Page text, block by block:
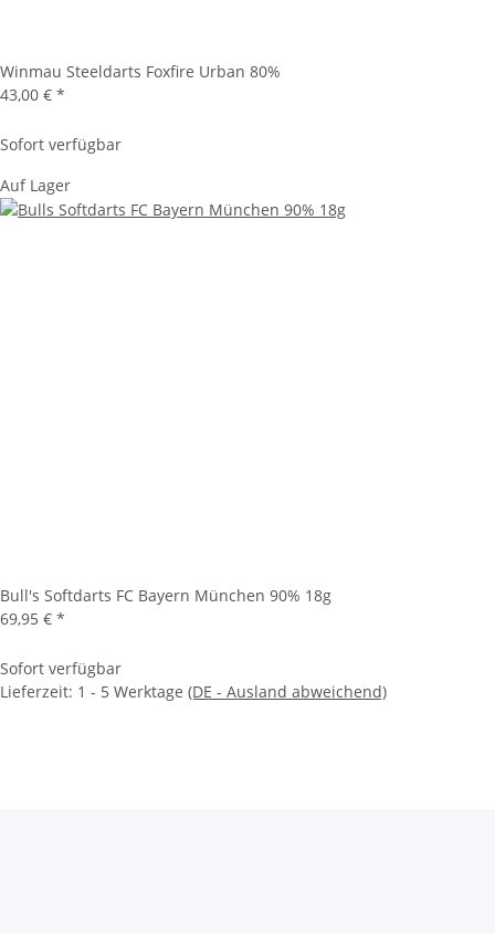
Winmau Steeldarts Foxfire Urban 80%
43,00 € *
Sofort verfügbar
Auf Lager
Bull's Softdarts FC Bayern München 90% 18g
69,95 € *
Sofort verfügbar
Lieferzeit: 1 - 5 Werktage (DE - Ausland abweichend)